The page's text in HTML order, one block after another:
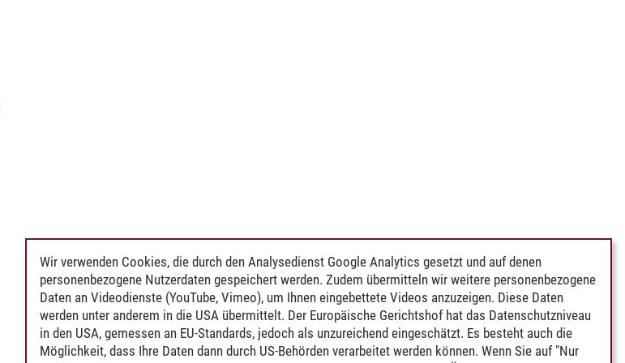
Wir verwenden Cookies, die durch den Analysedienst Google Analytics gesetzt und auf denen
personenbezogene Nutzerdaten gespeichert werden. Zudem übermitteln wir weitere personenbezogene
Daten an Videodienste (YouTube, Vimeo), um Ihnen eingebettete Videos anzuzeigen. Diese Daten
werden unter anderem in die USA übermittelt. Der Europäische Gerichtshof hat das Datenschutzniveau
in den USA, gemessen an EU-Standards, jedoch als unzureichend eingeschätzt. Es besteht auch die
Möglichkeit, dass Ihre Daten dann durch US-Behörden verarbeitet werden können. Wenn Sie auf "Nur